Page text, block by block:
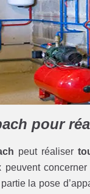
pour
peut réaliser
peuvent
la pose